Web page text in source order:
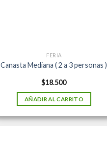
FERIA
Canasta Mediana ( 2 a 3 personas )
$18.500
AÑADIR AL CARRITO